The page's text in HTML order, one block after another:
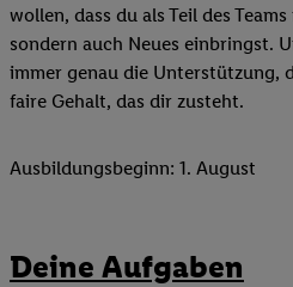
wollen, dass du als Teil des
sondern auch Neues einbringst.
immer genau die Unterstützung,
faire Gehalt, das dir zusteht.
Ausbildungsbeginn: 1. August
Deine Aufgaben